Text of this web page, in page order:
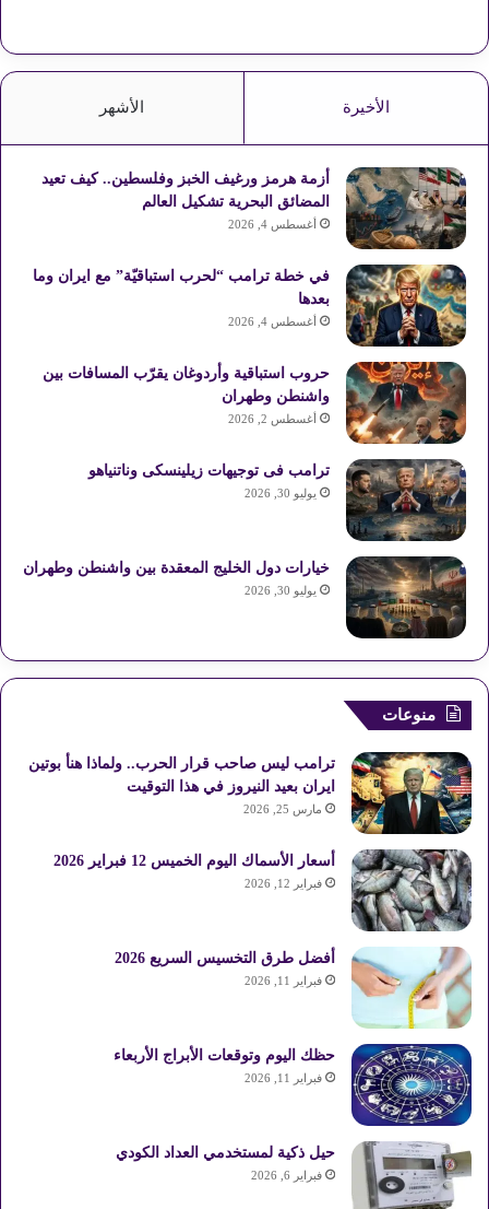
الأخيرة الأشهر
أزمة هرمز ورغيف الخبز وفلسطين.. كيف تعيد
المضائق البحرية تشكيل العالم
أغسطس 4, 2026
في خطة ترامب “لحرب استباقيّة” مع ايران وما
بعدها
أغسطس 4, 2026
حروب استباقية وأردوغان يقرّب المسافات بين
واشنطن وطهران
أغسطس 2, 2026
ترامب فى توجيهات زيلينسكى وناتنياهو
يوليو 30, 2026
خيارات دول الخليج المعقدة بين واشنطن وطهران
يوليو 30, 2026
منوعات
ترامب ليس صاحب قرار الحرب.. ولماذا هنأ بوتين
ايران بعيد النيروز في هذا التوقيت
مارس 25, 2026
أسعار الأسماك اليوم الخميس 12 فبراير 2026
فبراير 12, 2026
أفضل طرق التخسيس السريع 2026
فبراير 11, 2026
حظك اليوم وتوقعات الأبراج الأربعاء
فبراير 11, 2026
حيل ذكية لمستخدمي العداد الكودي
فبراير 6, 2026